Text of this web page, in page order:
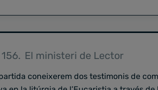
indret i reflexionen sobre el seu
El ministeri de Lector
coneixerem dos testimonis de